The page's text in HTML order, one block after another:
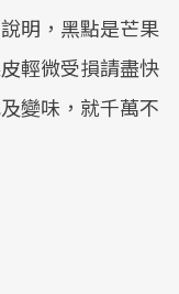
明，黑點是芒果
輕微受損請盡快
變味，就千萬不